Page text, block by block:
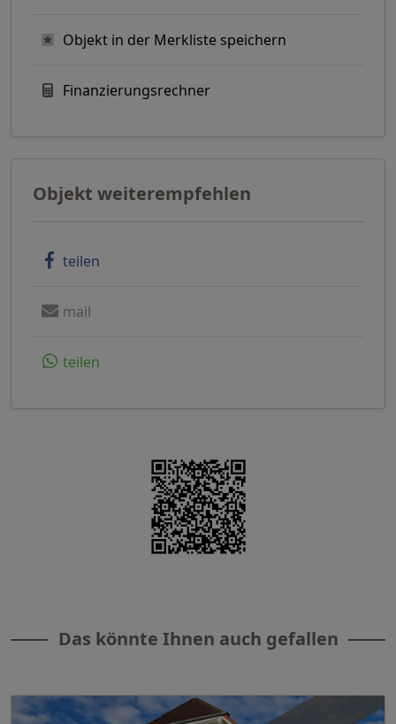
Objekt in der Merkliste speichern
Finanzierungsrechner
Objekt weiterempfehlen
teilen
mail
teilen
Das könnte Ihnen auch gefallen